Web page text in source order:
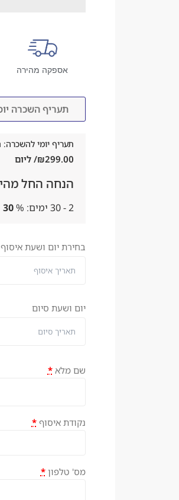
אספקה מהירה
תעריף השכרה יומי
תעריף יומי להשכרה:
₪299.00 / ליום
הנחה החל
2 - 30 ימים: 30%
בחירת יום ושעת איסוף
יום ושעת סיום
שם מלא *
נקודת איסוף *
מס' טלפון *